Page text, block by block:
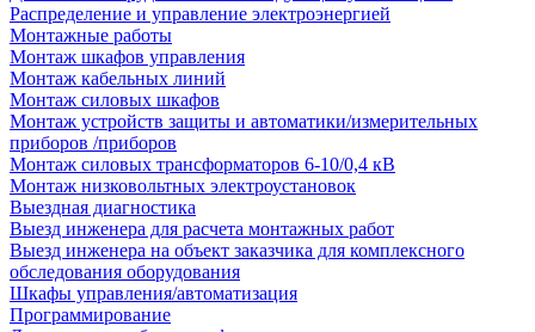
Распределение и управление электроэнергией
Монтажные работы
Монтаж шкафов управления
Монтаж кабельных линий
Монтаж силовых шкафов
Монтаж устройств защиты и автоматики/измерительных
приборов /приборов
Монтаж силовых трансформаторов 6-10/0,4 кВ
Монтаж низковольтных электроустановок
Выездная диагностика
Выезд инженера для расчета монтажных работ
Выезд инженера на объект заказчика для комплексного
обследования оборудования
Шкафы управления/автоматизация
Программирование